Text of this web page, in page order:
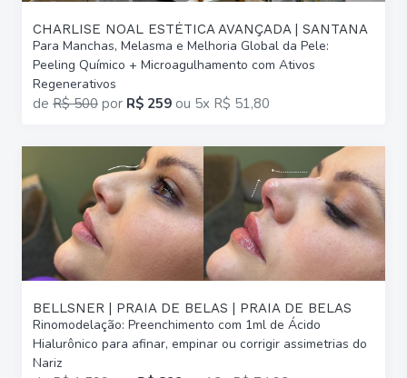
CHARLISE NOAL ESTÉTICA AVANÇADA | SANTANA
Para Manchas, Melasma e Melhoria Global da Pele:
Peeling Químico + Microagulhamento com Ativos
Regenerativos
de R$ 500 por R$ 259 ou 5x R$ 51,80
BELLSNER | PRAIA DE BELAS | PRAIA DE BELAS
Rinomodelação: Preenchimento com 1ml de Ácido
Hialurônico para afinar, empinar ou corrigir assimetrias do
Nariz